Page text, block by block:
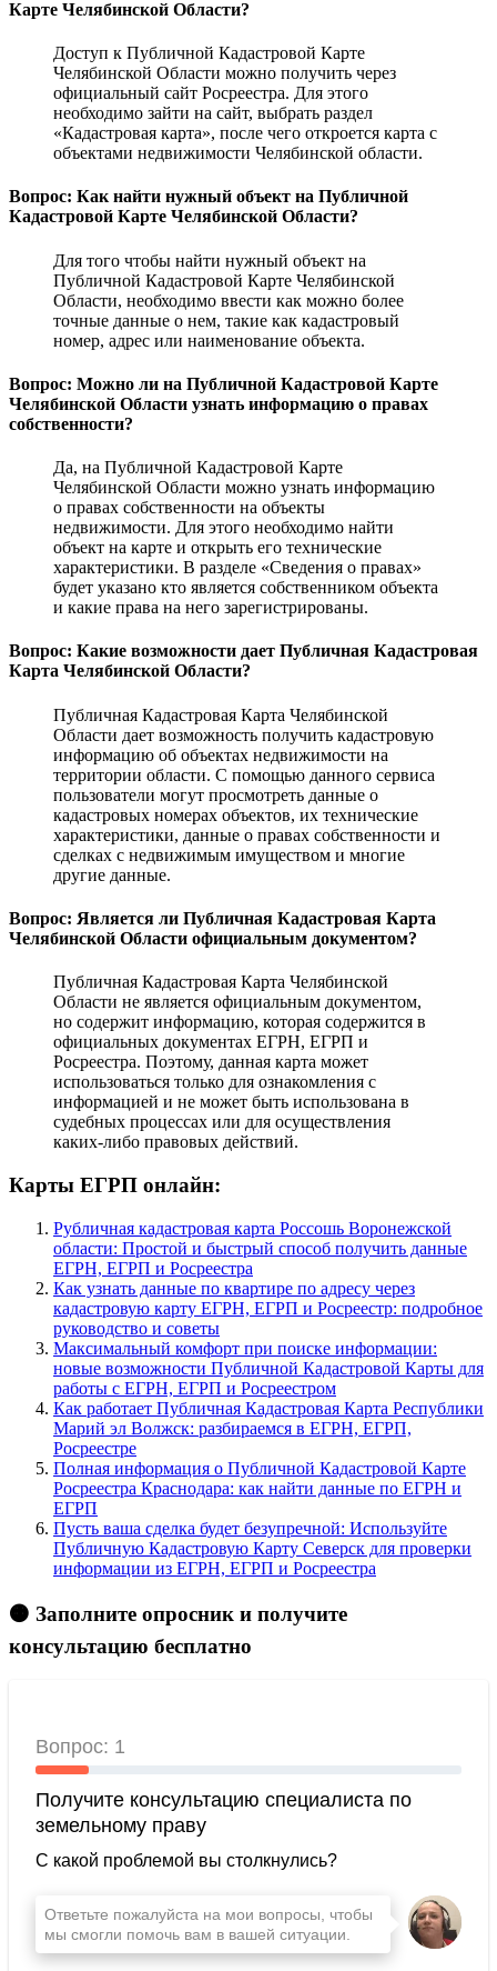
Карте Челябинской Области?
Доступ к Публичной Кадастровой Карте
Челябинской Области можно получить через
официальный сайт Росреестра. Для этого
необходимо зайти на сайт, выбрать раздел
«Кадастровая карта», после чего откроется карта с
объектами недвижимости Челябинской области.
Вопрос: Как найти нужный объект на Публичной
Кадастровой Карте Челябинской Области?
Для того чтобы найти нужный объект на
Публичной Кадастровой Карте Челябинской
Области, необходимо ввести как можно более
точные данные о нем, такие как кадастровый
номер, адрес или наименование объекта.
Вопрос: Можно ли на Публичной Кадастровой Карте
Челябинской Области узнать информацию о правах
собственности?
Да, на Публичной Кадастровой Карте
Челябинской Области можно узнать информацию
о правах собственности на объекты
недвижимости. Для этого необходимо найти
объект на карте и открыть его технические
характеристики. В разделе «Сведения о правах»
будет указано кто является собственником объекта
и какие права на него зарегистрированы.
Вопрос: Какие возможности дает Публичная Кадастровая
Карта Челябинской Области?
Публичная Кадастровая Карта Челябинской
Области дает возможность получить кадастровую
информацию об объектах недвижимости на
территории области. С помощью данного сервиса
пользователи могут просмотреть данные о
кадастровых номерах объектов, их технические
характеристики, данные о правах собственности и
сделках с недвижимым имуществом и многие
другие данные.
Вопрос: Является ли Публичная Кадастровая Карта
Челябинской Области официальным документом?
Публичная Кадастровая Карта Челябинской
Области не является официальным документом,
но содержит информацию, которая содержится в
официальных документах ЕГРН, ЕГРП и
Росреестра. Поэтому, данная карта может
использоваться только для ознакомления с
информацией и не может быть использована в
судебных процессах или для осуществления
каких-либо правовых действий.
Карты ЕГРП онлайн:
Pубличная кадастровая карта Россошь Воронежской
области: Простой и быстрый способ получить данные
ЕГРН, ЕГРП и Росреестра
Как узнать данные по квартире по адресу через
кадастровую карту ЕГРН, ЕГРП и Росреестр: подробное
руководство и советы
Максимальный комфорт при поиске информации:
новые возможности Публичной Кадастровой Карты для
работы с ЕГРН, ЕГРП и Росреестром
Как работает Публичная Кадастровая Карта Республики
Марий эл Волжск: разбираемся в ЕГРН, ЕГРП,
Росреестре
Полная информация о Публичной Кадастровой Карте
Росреестра Краснодара: как найти данные по ЕГРН и
ЕГРП
Пусть ваша сделка будет безупречной: Используйте
Публичную Кадастровую Карту Северск для проверки
информации из ЕГРН, ЕГРП и Росреестра
🟠 Заполните опросник и получите
консультацию бесплатно